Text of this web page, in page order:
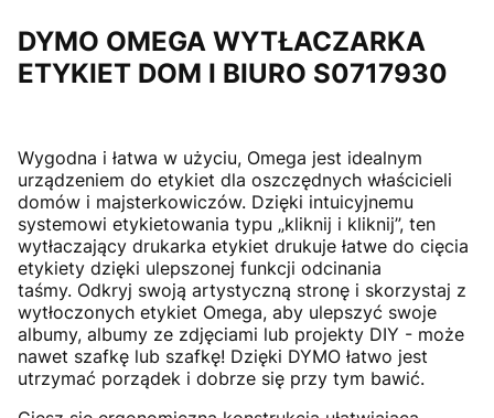
DYMO OMEGA WYTŁACZARKA
ETYKIET DOM I BIURO S0717930
Wygodna i łatwa w użyciu, Omega jest idealnym
urządzeniem do etykiet dla oszczędnych właścicieli
domów i majsterkowiczów. Dzięki intuicyjnemu
systemowi etykietowania typu „kliknij i kliknij”, ten
wytłaczający drukarka etykiet drukuje łatwe do cięcia
etykiety dzięki ulepszonej funkcji odcinania
taśmy. Odkryj swoją artystyczną stronę i skorzystaj z
wytłoczonych etykiet Omega, aby ulepszyć swoje
albumy, albumy ze zdjęciami lub projekty DIY - może
nawet szafkę lub szafkę! Dzięki DYMO łatwo jest
utrzymać porządek i dobrze się przy tym bawić.